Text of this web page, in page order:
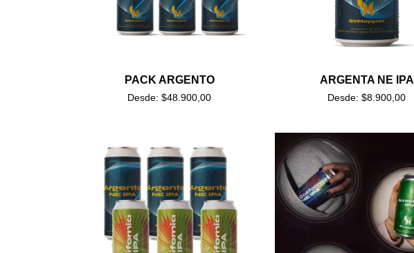
PACK ARGENTO
Desde: $48.900,00
ARGENTA NE IPA
Desde: $8.900,00